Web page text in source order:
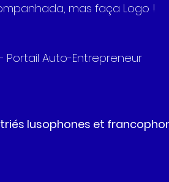
mas faça Logo !
Portail Auto-Entrepreneur
lusophones et